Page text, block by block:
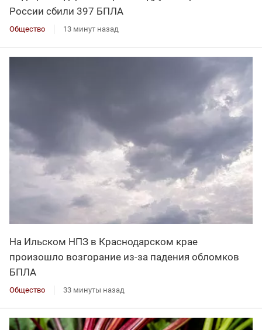
России сбили 397 БПЛА
Общество 13 минут назад
На Ильском НПЗ в Краснодарском крае
произошло возгорание из-за падения обломков
БПЛА
Общество 33 минуты назад